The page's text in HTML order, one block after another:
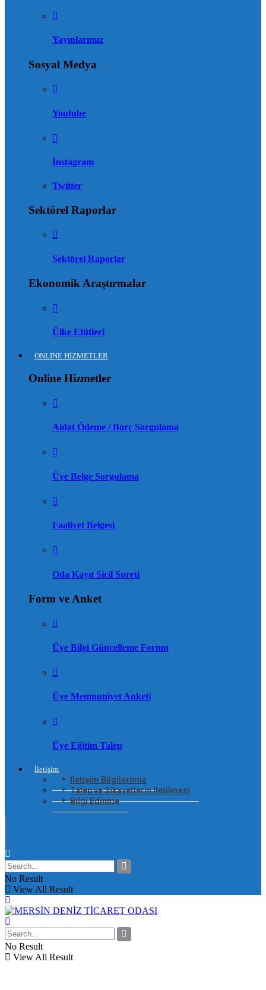
Yayınlarımız
Sosyal Medya
Youtube
İnstagram
Twitter
Sektörel Raporlar
Sektörel Raporlar
Ekonomik Araştırmalar
Ülke Etütleri
ONLINE HİZMETLER
Online Hizmetler
Aidat Ödeme / Borç Sorgulama
Üye Belge Sorgulama
Faaliyet Belgesi
Oda Kayıt Sicil Sureti
Form ve Anket
Üye Bilgi Güncelleme Formu
Üye Memnuniyet Anketi
Üye Eğitim Talep
İletişim
İletişim Bilgilerimiz
Talep ve Şikayetlerin İletilmesi
Bilgi Edinme
No Result
View All Result
No Result
View All Result